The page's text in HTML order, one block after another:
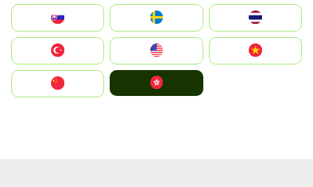
United States
中國香港特別行政區